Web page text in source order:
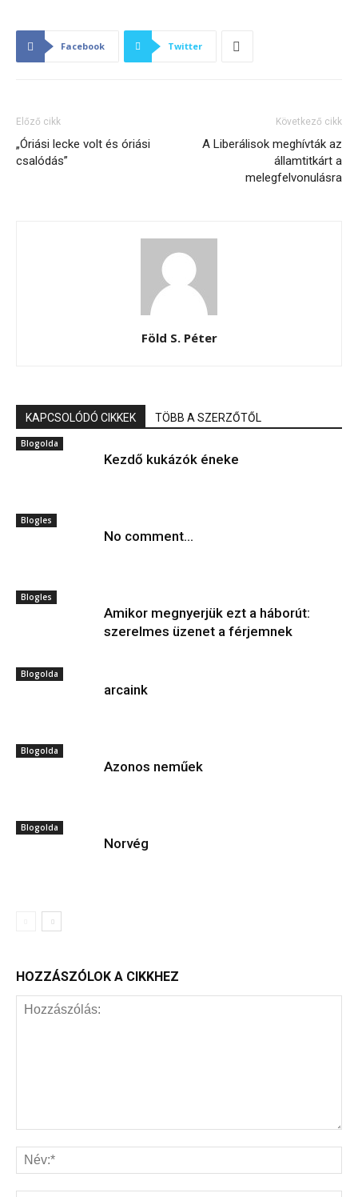
Facebook Twitter
Előző cikk
„Óriási lecke volt és óriási
csalódás”
Következő cikk
A Liberálisok meghívták az
államtitkárt a
melegfelvonulásra
Föld S. Péter
KAPCSOLÓDÓ CIKKEK TÖBB A SZERZŐTŐL
Blogolda
Kezdő kukázók éneke
Blogles
No comment…
Blogles
Amikor megnyerjük ezt a háborút:
szerelmes üzenet a férjemnek
Blogolda
arcaink
Blogolda
Azonos neműek
Blogolda
Norvég
HOZZÁSZÓLOK A CIKKHEZ